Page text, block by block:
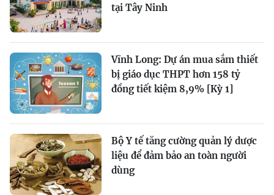
tại Tây Ninh
Vĩnh Long: Dự án mua sắm thiết
bị giáo dục THPT hơn 158 tỷ
đồng tiết kiệm 8,9% [Kỳ 1]
Bộ Y tế tăng cường quản lý dược
liệu để đảm bảo an toàn người
dùng